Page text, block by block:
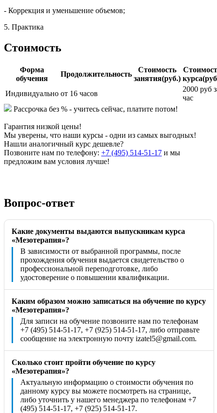
- Коррекция и уменьшение объемов;
5. Практика
Стоимость
Форма
обучения
Продолжительность
Стоимость
занятия(руб.)
Индивидуально от 16 часов
2000 руб
час
Рассрочка без % - учитесь сейчас, платите потом!
Гарантия низкой цены!
Мы уверены, что наши курсы - одни из самых выгодных!
Нашли аналогичный курс дешевле?
Позвоните нам по телефону: +7 (495) 514-51-17 и мы
предложим вам условия лучше!
Вопрос-ответ
Какие документы выдаются выпускникам курса
«Мезотерапия»?
В зависимости от выбранной программы, после
прохождения обучения выдается свидетельство о
профессиональной переподготовке, либо
удостоверение о повышении квалификации.
Каким образом можно записаться на обучение по курсу
«Мезотерапия»?
Для записи на обучение позвоните нам по телефонам
+7 (495) 514-51-17, +7 (925) 514-51-17, либо отправьте
сообщение на электронную почту izatel5@gmail.com.
Сколько стоит пройти обучение по курсу
«Мезотерапия»?
Актуальную информацию о стоимости обучения по
данному курсу вы можете посмотреть на странице,
либо уточнить у нашего менеджера по телефонам +7
(495) 514-51-17, +7 (925) 514-51-17.